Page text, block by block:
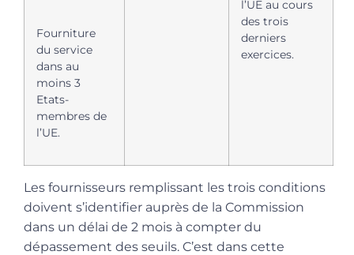
Fourniture
du service
dans au
moins 3
Etats-
membres de
l’UE.
l’UE au cours
des trois
derniers
exercices.
Les fournisseurs remplissant les trois conditions
doivent s’identifier auprès de la Commission
dans un délai de 2 mois à compter du
dépassement des seuils. C’est dans cette